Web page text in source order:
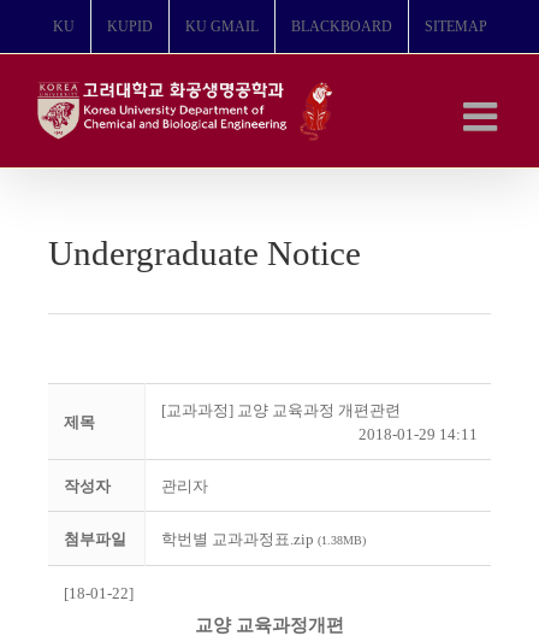
뛰
KU KUPID KU GMAIL BLACKBOARD SITEMAP
Undergraduate Notice
제목
[교과과정] 교양 교육과정 개편관련
2018-01-29 14:11
작성자 관리자
첨부파일 학번별 교과과정표.zip (1.38MB)
[18-01-22]
교양 교육과정개편